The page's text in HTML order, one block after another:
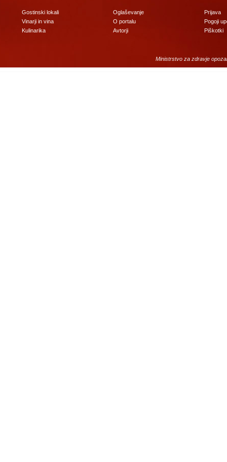
Gostinski lokali
Vinarji in vina
Kulinarika
Oglaševanje
O portalu
Avtorji
Prijava
Pogoji
Piškotki
Ministrstvo za zdravje